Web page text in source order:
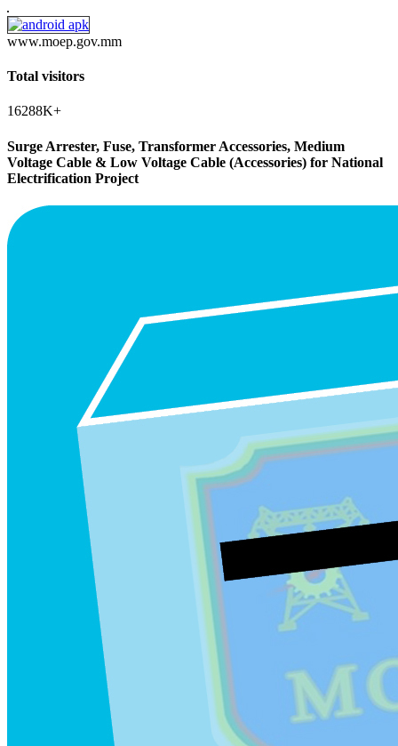
www.moep.gov.mm
Total visitors
16288K+
Surge Arrester, Fuse, Transformer Accessories, Medium
Voltage Cable & Low Voltage Cable (Accessories) for National
Electrification Project